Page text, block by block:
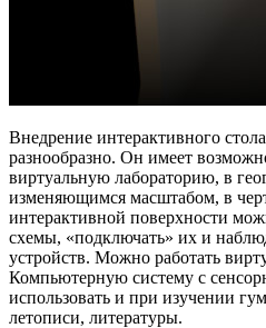
Внедрение интерактивного
разнообразно. Он имеет
виртуальную лабораторию, в
изменяющимся масштабом, в
интерактивной поверхности
схемы, «подключать» их и
устройств. Можно работать
Компьютерную систему с
использовать и при изучении
летописи, литературы.